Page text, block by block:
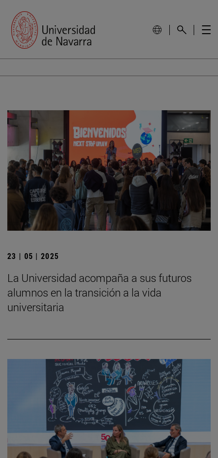
23 | 05 | 2025
La Universidad acompaña a sus futuros
alumnos en la transición a la vida
universitaria